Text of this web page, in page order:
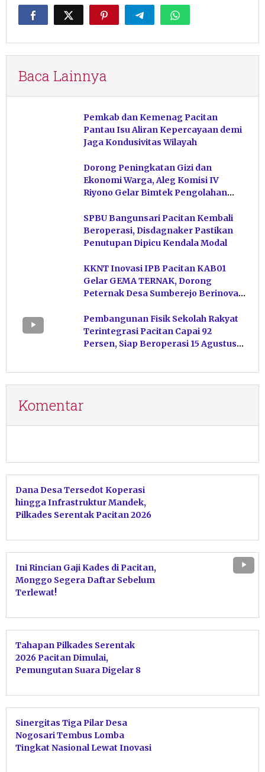
Baca Lainnya
Pemkab dan Kemenag Pacitan
Pantau Isu Aliran Kepercayaan demi
Jaga Kondusivitas Wilayah
Dorong Peningkatan Gizi dan
Ekonomi Warga, Aleg Komisi IV
Riyono Gelar Bimtek Pengolahan
SPBU Bangunsari Pacitan Kembali
Beroperasi, Disdagnaker Pastikan
Penutupan Dipicu Kendala Modal
KKNT Inovasi IPB Pacitan KAB01
Gelar GEMA TERNAK, Dorong
Peternak Desa Sumberejo Berinovasi
Pembangunan Fisik Sekolah Rakyat
Terintegrasi Pacitan Capai 92
Persen, Siap Beroperasi 15 Agustus
Komentar
Dana Desa Tersedot Koperasi
hingga Infrastruktur Mandek,
Pilkades Serentak Pacitan 2026
Ini Rincian Gaji Kades di Pacitan,
Monggo Segera Daftar Sebelum
Terlewat!
Tahapan Pilkades Serentak
2026 Pacitan Dimulai,
Pemungutan Suara Digelar 8
Sinergitas Tiga Pilar Desa
Nogosari Tembus Lomba
Tingkat Nasional Lewat Inovasi